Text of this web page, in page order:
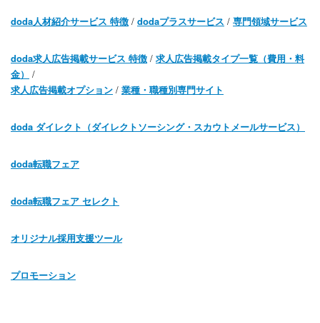
doda人材紹介サービス 特徴 / dodaプラスサービス / 専門領域サービス
doda求人広告掲載サービス 特徴 / 求人広告掲載タイプ一覧（費用・料
金）
/
求人広告掲載オプション / 業種・職種別専門サイト
doda ダイレクト（ダイレクトソーシング・スカウトメールサービス）
doda転職フェア
doda転職フェア セレクト
オリジナル採用支援ツール
プロモーション